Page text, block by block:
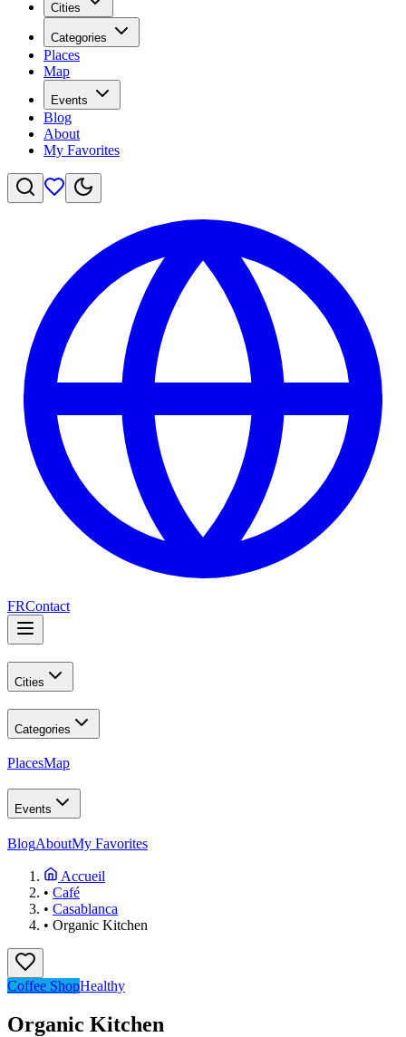
Cities
Categories
Places
Map
Events
Blog
About
My Favorites
FRContact
Cities
Categories
PlacesMap
Events
BlogAboutMy Favorites
Accueil
• Café
• Casablanca
• Organic Kitchen
Coffee ShopHealthy
Organic Kitchen